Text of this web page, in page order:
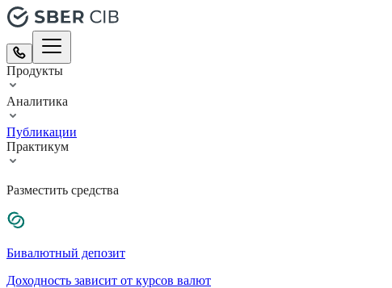
Продукты
Аналитика
Публикации
Практикум
Разместить средства
Бивалютный депозит
Доходность зависит от курсов валют